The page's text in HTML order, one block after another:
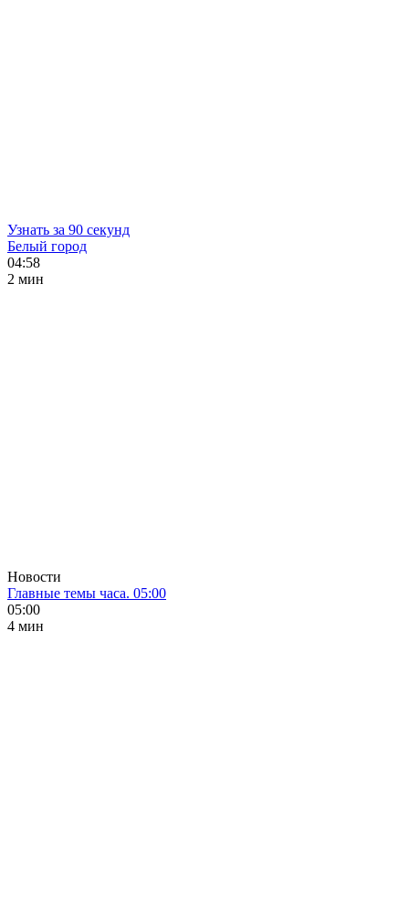
Узнать за 90 секунд
Белый город
04:58
2 мин
Новости
Главные темы часа. 05:00
05:00
4 мин